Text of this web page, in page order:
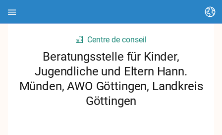
À propos de HEDI
Centre de conseil
Beratungsstelle für Kinder,
Jugendliche und Eltern Hann.
Münden, AWO Göttingen, Landkreis
Göttingen